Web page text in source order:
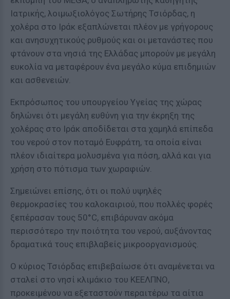
Ιατρικής, λοιμωξιολόγος Σωτήρης Τσιόρδας, η
χολέρα στο Ιράκ εξαπλώνεται πλέον με γρήγορους
και ανησυχητικούς ρυθμούς και οι μετανάστες που
φτάνουν στα νησιά της Ελλάδας μπορούν με μεγάλη
ευκολία να μεταφέρουν ένα μεγάλο κύμα επιδημιών
και ασθενειών.
Εκπρόσωπος του υπουργείου Υγείας της χώρας
δηλώνει ότι μεγάλη ευθύνη για την έκρηξη της
χολέρας στο Ιράκ αποδίδεται στα χαμηλά επίπεδα
του νερού στον ποταμό Ευφράτη, τα οποία είναι
πλέον ιδιαίτερα μολυσμένα για πόση, αλλά και για
χρήση στο πότισμα των χωραφιών.
Σημειώνει επίσης, ότι οι πολύ υψηλές
θερμοκρασίες του καλοκαιριού, που πολλές φορές
ξεπέρασαν τους 50°C, επιβάρυναν ακόμα
περισσότερο την ποιότητα του νερού, αυξάνοντας
δραματικά τους επιβλαβείς μικροοργανισμούς.
Ο κύριος Τσιόρδας επιβεβαίωσε ότι αναμένεται να
σταλεί στο νησί κλιμάκιο του ΚΕΕΛΠΝΟ,
προκειμένου να εξεταστούν περαιτέρω τα αίτια